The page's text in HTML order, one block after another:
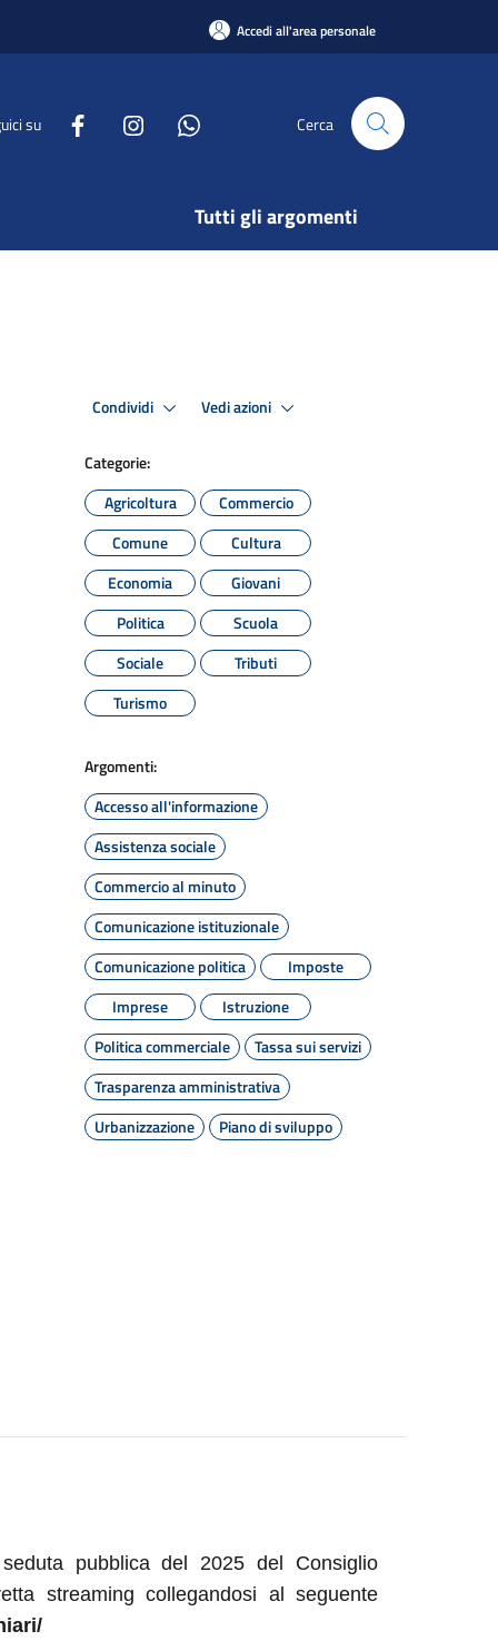
Accedi all'area personale
su Cerca
Tutti gli argomenti
Condividi Vedi azioni
Categorie:
Agricoltura
Commercio
Comune
Cultura
Economia
Giovani
Politica
Scuola
Sociale
Tributi
Turismo
Argomenti:
Accesso all'informazione
Assistenza sociale
Commercio al minuto
Comunicazione istituzionale
Comunicazione politica
Imposte
Imprese
Istruzione
Politica commerciale
Tassa sui servizi
Trasparenza amministrativa
Urbanizzazione
Piano di sviluppo
pubblica del 2025 del Consiglio
streaming collegandosi al seguente